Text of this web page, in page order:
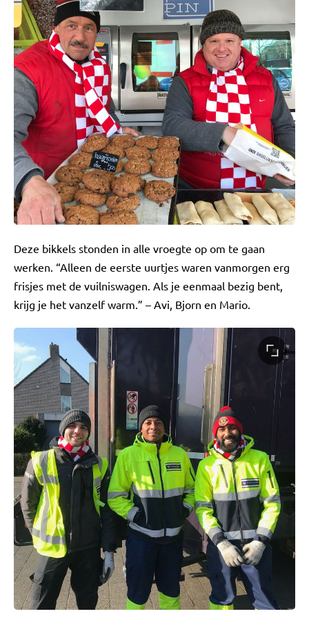
Deze bikkels stonden in alle vroegte op om te gaan
werken. “Alleen de eerste uurtjes waren vanmorgen erg
frisjes met de vuilniswagen. Als je eenmaal bezig bent,
krijg je het vanzelf warm.” – Avi, Bjorn en Mario.